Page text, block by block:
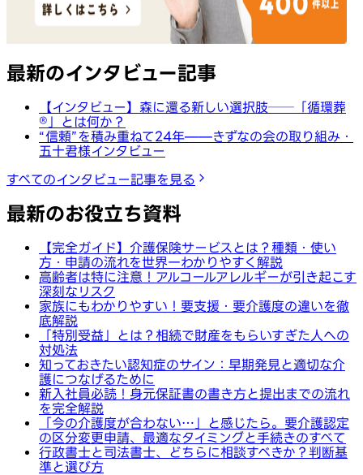
最新のインタビュー記事
【インタビュー】森に還る新しい選択肢──「循環葬
®︎」とは何か？
“信頼”を積み重ねて24年——きずなの会の取り組み・
五十君様インタビュー
すべてのインタビュー記事を見る
最新のお役立ち資料
【完全ガイド】介護保険サービスとは？種類・使い
方・申請の流れを世界一わかりやすく解説
高齢者は特に注意！アルコールアレルギーが引き起こす
深刻なリスク
家族にもわかりやすい！要支援・要介護度の違いを徹
底解説
「特別受益」とは？相続で財産をもらいすぎた人への
対処法
知っておきたい認知症のサイン：早期発見と適切な介
護につなげるために
新入社員必読！身元保証書の書き方と提出までの流れ
を完全解説
「今の介護度が合わない…」と感じたら。要介護認定
の区分変更申請、最適なタイミングと手続きのすべて
行政書士と司法書士、どちらに相談すべきか？判断基
準と選び方